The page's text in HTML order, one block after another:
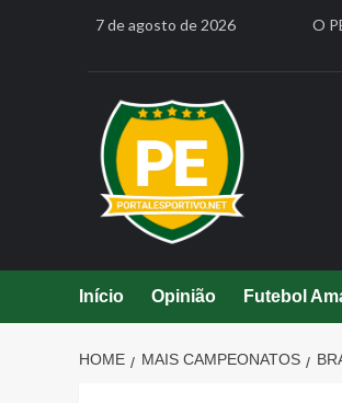
7 de agosto de 2026 O
Início Opinião Futebol
HOME MAIS CAMPEONATOS